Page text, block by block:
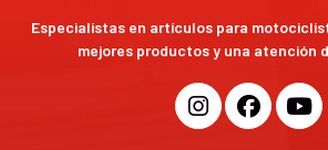
Especialistas en artículos para
mejores productos y una atención